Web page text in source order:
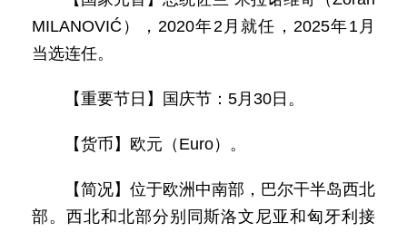
MILANOVIĆ），2020年2月就任，2025年1月
当选连任。
【重要节日】国庆节：5月30日。
【货币】欧元（Euro）。
【简况】位于欧洲中南部，巴尔干半岛西北
部。西北和北部分别同斯洛文尼亚和匈牙利接